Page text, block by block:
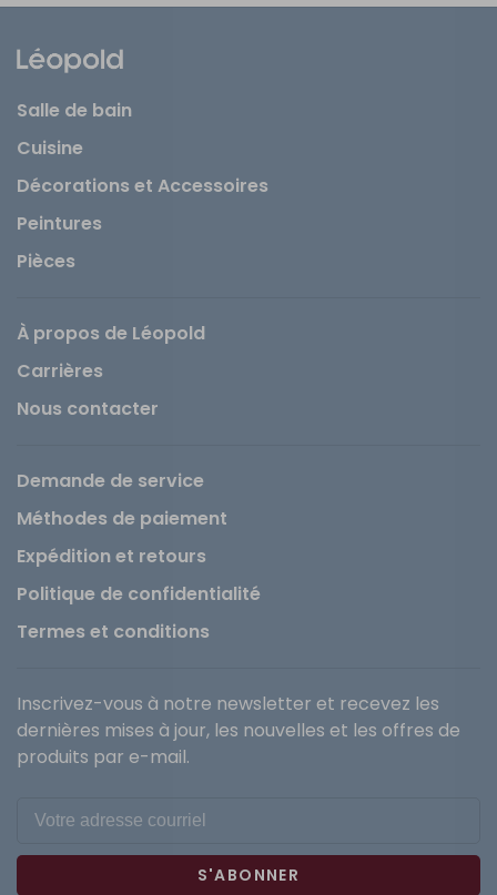
Salle de bain
Cuisine
Décorations et Accessoires
Peintures
Pièces
À propos de Léopold
Carrières
Nous contacter
Demande de service
Méthodes de paiement
Expédition et retours
Politique de confidentialité
Termes et conditions
Inscrivez-vous à notre newsletter et recevez les
dernières mises à jour, les nouvelles et les offres de
produits par e-mail.
S'ABONNER